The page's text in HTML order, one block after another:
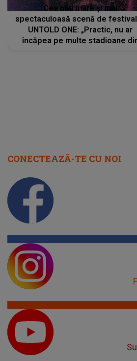
Cea mai mare și mai
spectaculoasă scenă de
UNTOLD ONE: „Practic, nu ar
încăpea pe multe stadioane
CONECTEAZĂ-TE CU NOI